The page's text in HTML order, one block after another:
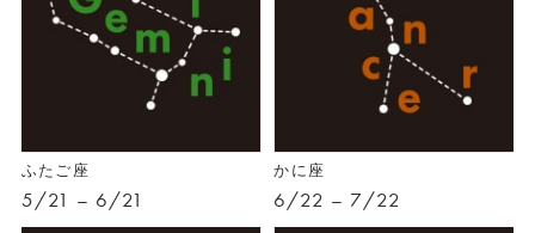
ふたご座
5/21 – 6/21
かに座
6/22 – 7/22